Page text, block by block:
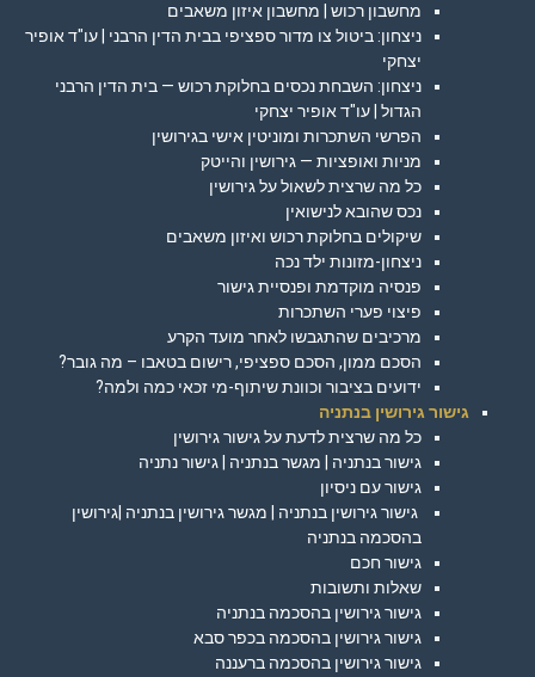
מחשבון רכוש | מחשבון איזון משאבים
ניצחון: ביטול צו מדור ספציפי בבית הדין הרבני | עו"ד אופיר
יצחקי
ניצחון: השבחת נכסים בחלוקת רכוש — בית הדין הרבני
הגדול | עו"ד אופיר יצחקי
הפרשי השתכרות ומוניטין אישי בגירושין
מניות ואופציות — גירושין והייטק
כל מה שרצית לשאול על גירושין
נכס שהובא לנישואין
שיקולים בחלוקת רכוש ואיזון משאבים
ניצחון-מזונות ילד נכה
פנסיה מוקדמת ופנסיית גישור
פיצוי פערי השתכרות
מרכיבים שהתגבשו לאחר מועד הקרע
הסכם ממון, הסכם ספציפי, רישום בטאבו – מה גובר?
ידועים בציבור וכוונת שיתוף-מי זכאי כמה ולמה?
גישור גירושין בנתניה
כל מה שרצית לדעת על גישור גירושין
גישור בנתניה | מגשר בנתניה | גישור נתניה
גישור עם ניסיון
גישור גירושין בנתניה | מגשר גירושין בנתניה |גירושין
בהסכמה בנתניה
גישור חכם
שאלות ותשובות
גישור גירושין בהסכמה בנתניה
גישור גירושין בהסכמה בכפר סבא
גישור גירושין בהסכמה ברעננה